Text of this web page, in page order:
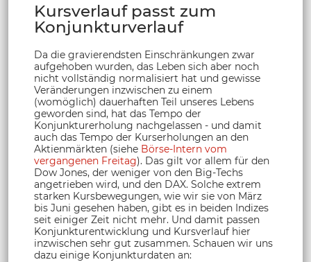
Kursverlauf passt zum
Konjunkturverlauf
Da die gravierendsten Einschränkungen zwar
aufgehoben wurden, das Leben sich aber noch
nicht vollständig normalisiert hat und gewisse
Veränderungen inzwischen zu einem
(womöglich) dauerhaften Teil unseres Lebens
geworden sind, hat das Tempo der
Konjunkturerholung nachgelassen - und damit
auch das Tempo der Kurserholungen an den
Aktienmärkten (siehe Börse-Intern vom
vergangenen Freitag). Das gilt vor allem für den
Dow Jones, der weniger von den Big-Techs
angetrieben wird, und den DAX. Solche extrem
starken Kursbewegungen, wie wir sie von März
bis Juni gesehen haben, gibt es in beiden Indizes
seit einiger Zeit nicht mehr. Und damit passen
Konjunkturentwicklung und Kursverlauf hier
inzwischen sehr gut zusammen. Schauen wir uns
dazu einige Konjunkturdaten an: